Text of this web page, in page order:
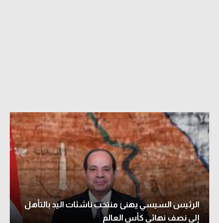
الرئيس السيسي يهنئ منتخب ناشئات اليد بالتأهل
إلى نصف نهائي كأس العالم